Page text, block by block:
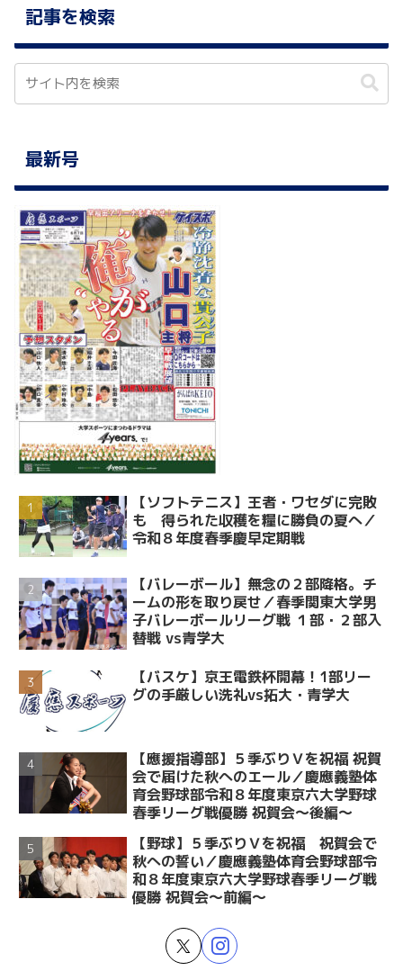
記事を検索
最新号
【ソフトテニス】王者・ワセダに完敗
も 得られた収穫を糧に勝負の夏へ／
令和８年度春季慶早定期戦
【バレーボール】無念の２部降格。チ
ームの形を取り戻せ／春季関東大学男
子バレーボールリーグ戦 １部・２部入
替戦 vs青学大
【バスケ】京王電鉄杯開幕！1部リー
グの手厳しい洗礼vs拓大・青学大
【應援指導部】５季ぶりＶを祝福 祝賀
会で届けた秋へのエール／慶應義塾体
育会野球部令和８年度東京六大学野球
春季リーグ戦優勝 祝賀会～後編～
【野球】５季ぶりＶを祝福 祝賀会で
秋への誓い／慶應義塾体育会野球部令
和８年度東京六大学野球春季リーグ戦
優勝 祝賀会～前編～